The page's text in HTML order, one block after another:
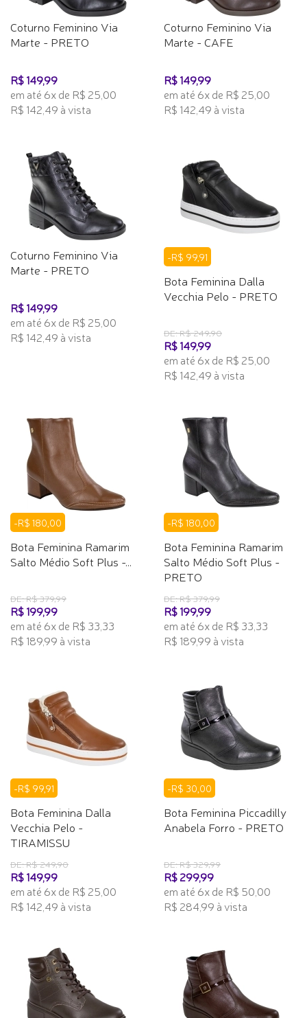
Coturno Feminino Via
Marte - PRETO
R$ 149,99
em até 6x de R$ 25,00
R$ 142,49 à vista
Coturno Feminino Via
Marte - CAFE
R$ 149,99
em até 6x de R$ 25,00
R$ 142,49 à vista
Coturno Feminino Via
Marte - PRETO
R$ 149,99
em até 6x de R$ 25,00
R$ 142,49 à vista
-R$ 99,91
Bota Feminina Dalla
Vecchia Pelo - PRETO
DE: R$ 249,90
R$ 149,99
em até 6x de R$ 25,00
R$ 142,49 à vista
-R$ 180,00
Bota Feminina Ramarim
Salto Médio Soft Plus -...
DE: R$ 379,99
R$ 199,99
em até 6x de R$ 33,33
R$ 189,99 à vista
-R$ 180,00
Bota Feminina Ramarim
Salto Médio Soft Plus -
PRETO
DE: R$ 379,99
R$ 199,99
em até 6x de R$ 33,33
R$ 189,99 à vista
-R$ 99,91
Bota Feminina Dalla
Vecchia Pelo -
TIRAMISSU
DE: R$ 249,90
R$ 149,99
em até 6x de R$ 25,00
R$ 142,49 à vista
-R$ 30,00
Bota Feminina Piccadilly
Anabela Forro - PRETO
DE: R$ 329,99
R$ 299,99
em até 6x de R$ 50,00
R$ 284,99 à vista